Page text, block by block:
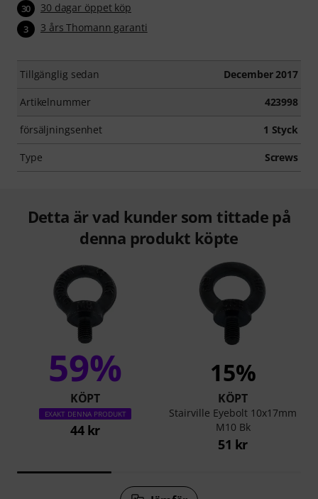
30 30 dagar öppet köp
3 3 års Thomann garanti
Tillgänglig sedan December 2017
Artikelnummer 423998
försäljningsenhet 1 Styck
Type Screws
Detta är vad kunder som tittade på
denna produkt köpte
59%
KÖPT
EXAKT DENNA PRODUKT
44 kr
15%
KÖPT
Stairville Eyebolt 10x17mm
M10 Bk
51 kr